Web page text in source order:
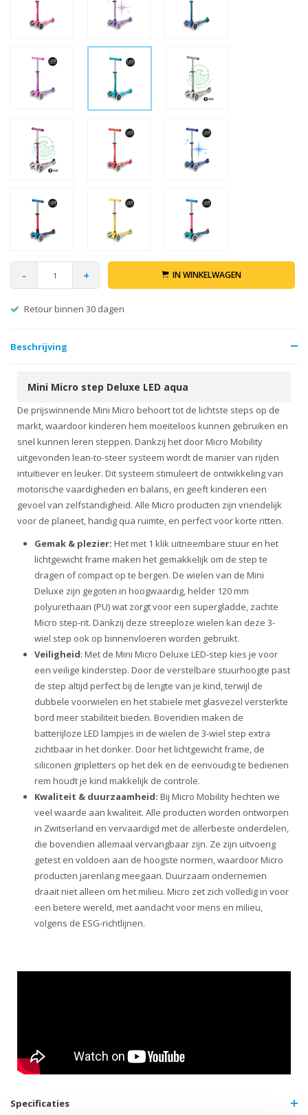
- + IN WINKELWAGEN
Retour binnen 30 dagen
Beschrijving
Mini Micro step Deluxe LED aqua
De prijswinnende Mini Micro behoort tot de lichtste steps op de
markt, waardoor kinderen hem moeiteloos kunnen gebruiken en
snel kunnen leren steppen. Dankzij het door Micro Mobility
uitgevonden lean-to-steer systeem wordt de manier van rijden
intuïtiever en leuker. Dit systeem stimuleert de ontwikkeling van
motorische vaardigheden en balans, en geeft kinderen een
gevoel van zelfstandigheid. Alle Micro producten zijn vriendelijk
voor de planeet, handig qua ruimte, en perfect voor korte ritten.
Gemak & plezier: Het met 1 klik uitneembare stuur en het
lichtgewicht frame maken het gemakkelijk om de step te
dragen of compact op te bergen. De wielen van de Mini
Deluxe zijn gegoten in hoogwaardig, helder 120 mm
polyurethaan (PU) wat zorgt voor een supergladde, zachte
Micro step-rit. Dankzij deze streeploze wielen kan deze 3-
wiel step ook op binnenvloeren worden gebruikt.
Veiligheid: Met de Mini Micro Deluxe LED-step kies je voor
een veilige kinderstep. Door de verstelbare stuurhoogte past
de step altijd perfect bij de lengte van je kind, terwijl de
dubbele voorwielen en het stabiele met glasvezel versterkte
bord meer stabiliteit bieden. Bovendien maken de
batterijloze LED lampjes in de wielen de 3-wiel step extra
zichtbaar in het donker. Door het lichtgewicht frame, de
siliconen gripletters op het dek en de eenvoudig te bedienen
rem houdt je kind makkelijk de controle.
Kwaliteit & duurzaamheid: Bij Micro Mobility hechten we
veel waarde aan kwaliteit. Alle producten worden ontworpen
in Zwitserland en vervaardigd met de allerbeste onderdelen,
die bovendien allemaal vervangbaar zijn. Ze zijn uitvoerig
getest en voldoen aan de hoogste normen, waardoor Micro
producten jarenlang meegaan. Duurzaam ondernemen
draait niet alleen om het milieu. Micro zet zich volledig in voor
een betere wereld, met aandacht voor mens en milieu,
volgens de ESG-richtlijnen.
Specificaties